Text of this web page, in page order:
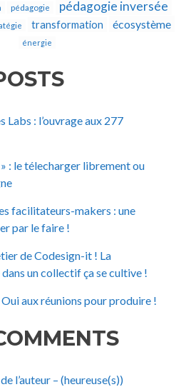
pédagogie pédagogie inversée
transformation écosystème
énergie
Labs : l’ouvrage aux 277
» : le télecharger librement ou
facilitateurs-makers : une
par le faire !
de Codesign-it ! La
un collectif ça se cultive !
aux réunions pour produire !
l’auteur – (heureuse(s))